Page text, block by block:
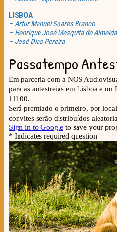
LISBOA
– Artur Manuel Soares Branco
– Henrique José Mesquita de Almeida
– José Dias Pereira